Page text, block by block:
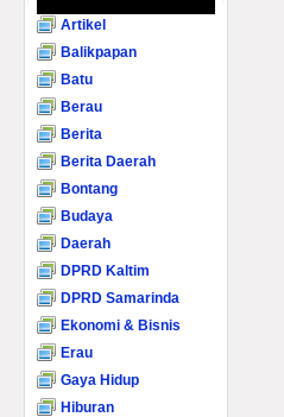
Artikel
Balikpapan
Batu
Berau
Berita
Berita Daerah
Bontang
Budaya
Daerah
DPRD Kaltim
DPRD Samarinda
Ekonomi & Bisnis
Erau
Gaya Hidup
Hiburan